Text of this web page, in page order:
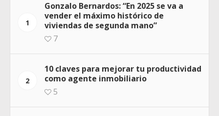
1
Gonzalo Bernardos: “En 2025 se va a
vender el máximo histórico de
viviendas de segunda mano”
7
2
10 claves para mejorar tu productividad
como agente inmobiliario
5